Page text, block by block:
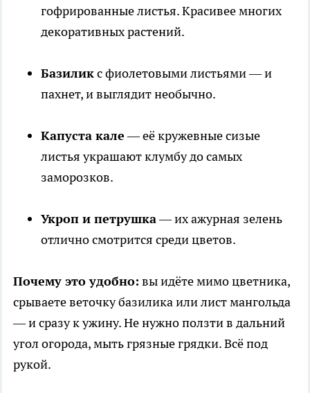
гофрированные листья. Красивее многих
декоративных растений.
Базиликс фиолетовыми листьями — и
пахнет, и выглядит необычно.
Капуста кале— её кружевные сизые
листья украшают клумбу до самых
заморозков.
Укроп и петрушка— их ажурная зелень
отлично смотрится среди цветов.
Почему это удобно: вы идёте мимо цветника,
срываете веточку базилика или лист мангольда
— и сразу к ужину. Не нужно ползти в дальний
угол огорода, мыть грязные грядки. Всё под
рукой.